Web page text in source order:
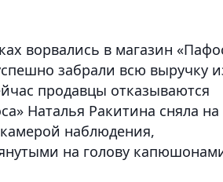
ворвались в магазин
забрали всю выручку
продавцы отказываются
Наталья Ракитина сняла на
наблюдения,
на голову